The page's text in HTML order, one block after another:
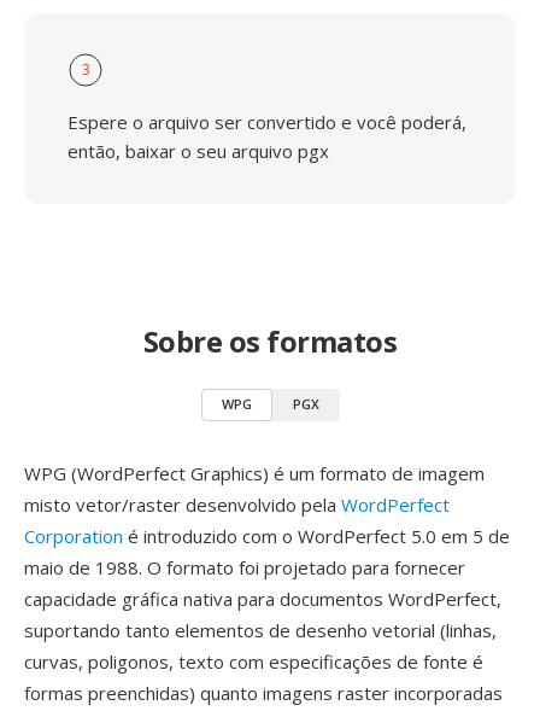
3
Espere o arquivo ser convertido e você poderá,
então, baixar o seu arquivo pgx
Sobre os formatos
WPG PGX
WPG (WordPerfect Graphics) é um formato de imagem
misto vetor/raster desenvolvido pela WordPerfect
Corporation é introduzido com o WordPerfect 5.0 em 5 de
maio de 1988. O formato foi projetado para fornecer
capacidade gráfica nativa para documentos WordPerfect,
suportando tanto elementos de desenho vetorial (linhas,
curvas, poligonos, texto com especificações de fonte é
formas preenchidas) quanto imagens raster incorporadas